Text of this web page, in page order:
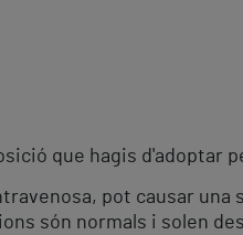
que hagis d'adoptar
pot causar una
són normals i solen